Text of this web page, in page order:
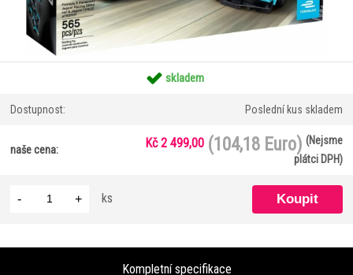
skladem
Dostupnost: Poslední kus skladem
naše cena: Kč 2 499,00 (104,18 Euro) (Nejsme
plátci DPH)
- + ks
Kompletní specifikace